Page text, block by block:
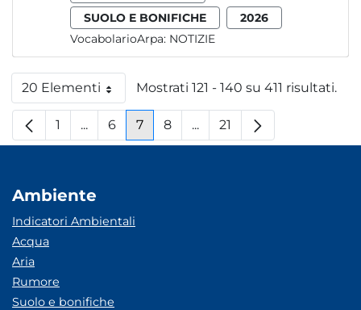
SUOLO E BONIFICHE
2026
VocabolarioArpa: NOTIZIE
20 ElementiPer pagina Mostrati 121 - 140 su 411 risultati.
Pagina
1 ...Pagine intermedie
Pagina
6 Pagina
7 Pagina
8 ...Pagine intermedie
Pagina
21
Ambiente
Indicatori Ambientali
Acqua
Aria
Rumore
Suolo e bonifiche